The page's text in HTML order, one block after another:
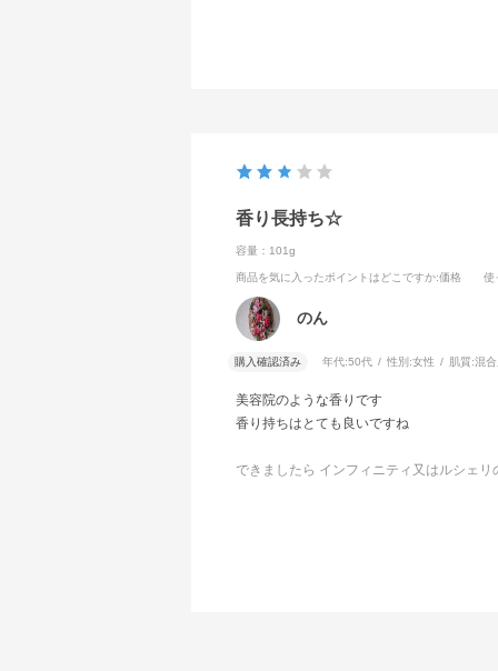
香り長持ち☆
容量：101g
商品を気に入ったポイントはどこですか:価格 使
のん
購入確認済み 年代:50代 性別:女性 肌質:混
美容院のような香りです
香り持ちはとても良いですね
できましたら インフィニティ又はルシェ